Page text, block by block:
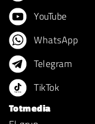
YouTube
WhatsApp
Telegram
TikTok
Totmedia